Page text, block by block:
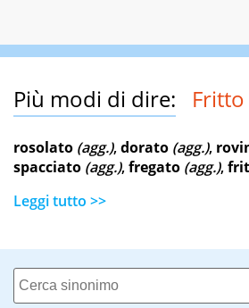
Più modi di dire: Fritto
rosolato (agg.),dorato (agg.),
spacciato (agg.),fregato (agg.),
Leggi tutto >>